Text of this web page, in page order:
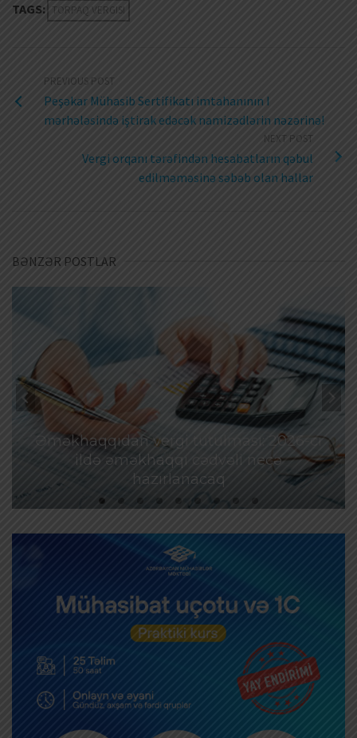
TAGS: TORPAQ VERGISI
PREVIOUS POST
Peşəkar Mühasib Sertifikatı imtahanının I
mərhələsində iştirak edəcək namizədlərin nəzərinə!
NEXT POST
Vergi orqanı tərəfindən hesabatların qəbul
edilməməsinə səbəb olan hallar
BƏNZƏR POSTLAR
Əməkhaqqıdan vergi tutulması: 2026-cı
ildə əməkhaqqı cədvəli necə
hazırlanacaq